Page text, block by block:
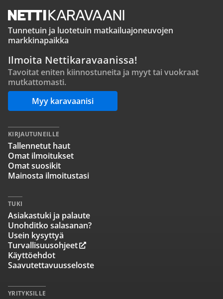
Tunnetuin ja luotetuin matkailuajoneuvojen
markkinapaikka
Ilmoita Nettikaravaanissa!
Tavoitat eniten kiinnostuneita ja myyt tai vuokraat
mutkattomasti.
Myy karavaanisi
KIRJAUTUNEILLE
Tallennetut haut
Omat ilmoitukset
Omat suosikit
Mainosta ilmoitustasi
TUKI
Asiakastuki ja palaute
Unohditko salasanan?
Usein kysyttyä
Turvallisuusohjeet
Käyttöehdot
Saavutettavuusseloste
YRITYKSILLE